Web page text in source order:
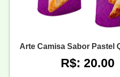
Arte Camisa Sabor Pastel
R$: 20.00